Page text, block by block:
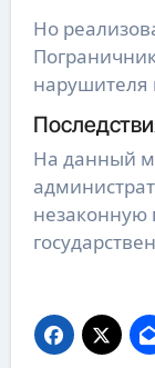
Но
нарушителя
На данный
незаконную